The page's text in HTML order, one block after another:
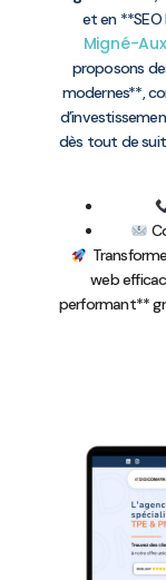
et en
Migné-
proposons
modernes**,
dès tout de
web
performant**